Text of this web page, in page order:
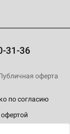
31-36
по согласию
оферта